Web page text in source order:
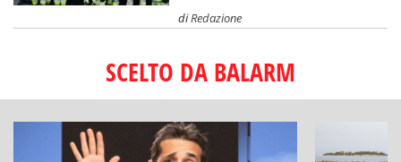
diRedazione
SCELTO DA BALARM